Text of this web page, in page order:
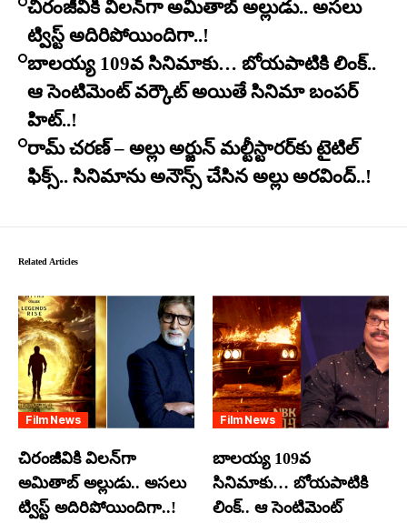
చిరంజీవికి విలన్‌గా అమితాబ్ అల్లుడు.. అసలు
ట్విస్ట్ అదిరిపోయిందిగా..!
బాలయ్య 109వ సినిమాకు… బోయపాటికి లింక్..
ఆ సెంటిమెంట్ వర్కౌట్ అయితే సినిమా బంపర్
హిట్..!
రామ్ చరణ్ – అల్లు అర్జున్ మల్టీస్టారర్​కు టైటిల్
ఫిక్స్.. సినిమాను అనౌన్స్ చేసిన అల్లు అరవింద్..!
Related Articles
Film News
చిరంజీవికి విలన్‌గా
అమితాబ్ అల్లుడు.. అసలు
ట్విస్ట్ అదిరిపోయిందిగా..!
Film News
బాలయ్య 109వ
సినిమాకు… బోయపాటికి
లింక్.. ఆ సెంటిమెంట్